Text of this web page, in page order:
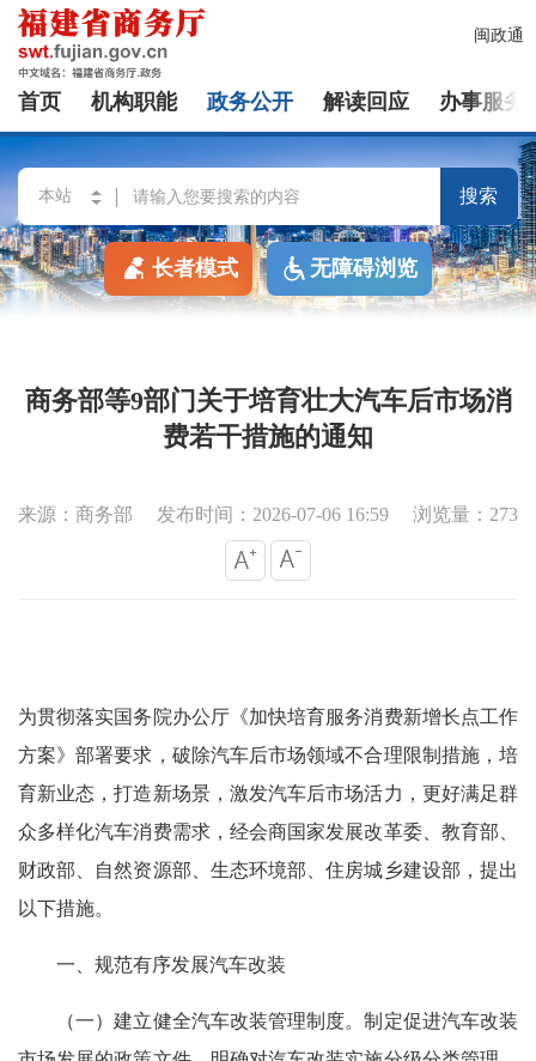
闽政通
首页 机构职能 政务公开 解读回应 办事服务
搜索
长者模式 无障碍浏览
商务部等9部门关于培育壮大汽车后市场消
费若干措施的通知
来源：商务部 发布时间：2026-07-06 16:59 浏览量：273
为贯彻落实国务院办公厅《加快培育服务消费新增长点工作
方案》部署要求，破除汽车后市场领域不合理限制措施，培
育新业态，打造新场景，激发汽车后市场活力，更好满足群
众多样化汽车消费需求，经会商国家发展改革委、教育部、
财政部、自然资源部、生态环境部、住房城乡建设部，提出
以下措施。
一、规范有序发展汽车改装
（一）建立健全汽车改装管理制度。制定促进汽车改装